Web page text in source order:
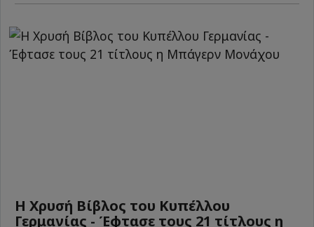
Η Χρυσή Βίβλος του Κυπέλλου
Γερμανίας - Έφτασε τους 21 τίτλους η